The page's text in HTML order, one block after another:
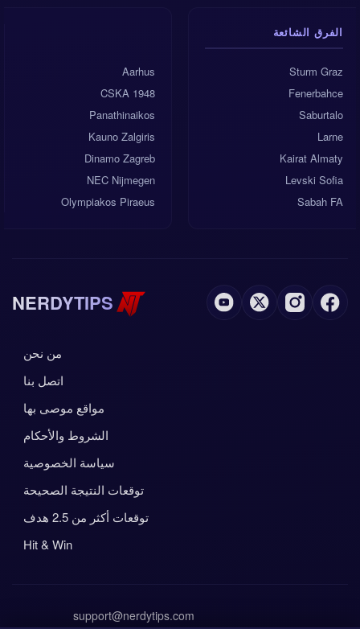
الفرق الشائعة
Sturm Graz
Fenerbahce
Saburtalo
Larne
Kairat Almaty
Levski Sofia
Sabah FA
Aarhus
CSKA 1948
Panathinaikos
Kauno Zalgiris
Dinamo Zagreb
NEC Nijmegen
Olympiakos Piraeus
NERDYTIPS
من نحن
اتصل بنا
مواقع موصى بها
الشروط والأحكام
سياسة الخصوصية
توقعات النتيجة الصحيحة
توقعات أكثر من 2.5 هدف
Hit & Win
support@nerdytips.com